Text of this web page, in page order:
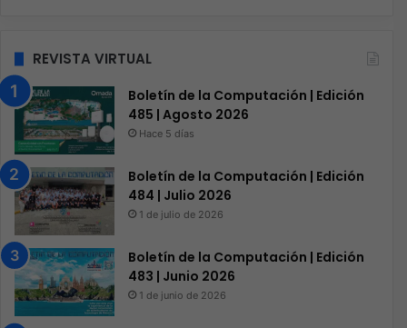
REVISTA VIRTUAL
Boletín de la Computación | Edición
485 | Agosto 2026
Hace 5 días
Boletín de la Computación | Edición
484 | Julio 2026
1 de julio de 2026
Boletín de la Computación | Edición
483 | Junio 2026
1 de junio de 2026